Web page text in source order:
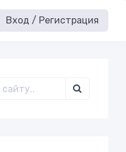
Вход / Регистрация